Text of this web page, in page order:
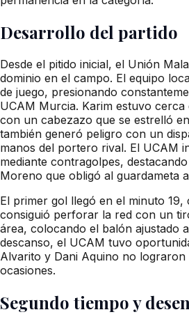
Desarrollo del partido
Desde el pitido inicial, el Unión
dominio en el campo. El equipo
de juego, presionando
UCAM Murcia. Karim estuvo
con un cabezazo que se estrelló
también generó peligro con un
manos del portero rival. El UCAM
mediante contragolpes,
Moreno que obligó al guardameta
El primer gol llegó en el minuto 19,
consiguió perforar la red con un
área, colocando el balón ajustado
descanso, el UCAM tuvo
Alvarito y Dani Aquino no
ocasiones.
Segundo tiempo y